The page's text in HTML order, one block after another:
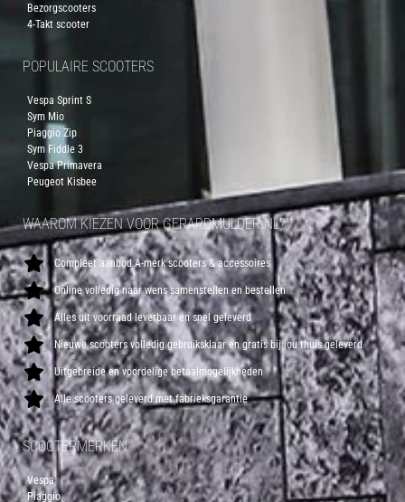
Bezorgscooters
4-Takt scooter
POPULAIRE SCOOTERS
Vespa Sprint S
Sym Mio
Piaggio Zip
Sym Fiddle 3
Vespa Primavera
Peugeot Kisbee
WAAROM KIEZEN VOOR GERARDMULDER.NL?
Compleet aanbod A-merk scooters & accessoires
Online volledig naar wens samenstellen en bestellen
Alles uit voorraad leverbaar en snel geleverd
Nieuwe scooters volledig gebruiksklaar en gratis bij jou thuis geleverd
Uitgebreide en voordelige betaalmogelijkheden
Alle scooters geleverd met fabrieksgarantie
SCOOTERMERKEN
Vespa
Piaggio